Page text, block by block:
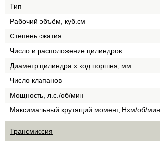
Тип
Рабочий объём, куб.см
Степень сжатия
Число и расположение цилиндров
Диаметр цилиндра х ход поршня, мм
Число клапанов
Мощность, л.с./об/мин
Максимальный крутящий момент, Нхм/об/мин
Трансмиссия